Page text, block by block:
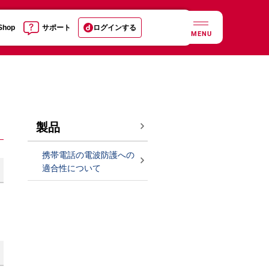
サポート ログインする
MENU
製品
携帯電話の電波防護への
適合性について